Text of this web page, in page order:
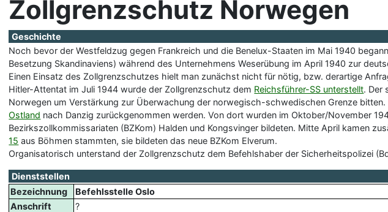
Zollgrenzschutz Norwegen
Geschichte
Noch bevor der Westfeldzug gegen Frankreich und die Benelux-Staaten im Mai 1940
Besetzung Skandinaviens) während des Unternehmens Weserübung im April 1940 zur
Einen Einsatz des Zollgrenzschutzes hielt man zunächst nicht für nötig, bzw. derartige
Hitler-Attentat im Juli 1944 wurde der Zollgrenzschutz dem Reichsführer-SS unterstellt. Der
Norwegen um Verstärkung zur Überwachung der norwegisch-schwedischen Grenze
Ostland nach Danzig zurückgenommen werden. Von dort wurden im Oktober/November
Bezirkszollkommissariaten (BZKom) Halden und Kongsvinger bildeten. Mitte April kamen
15 aus Böhmen stammten, sie bildeten das neue BZKom Elverum.
Organisatorisch unterstand der Zollgrenzschutz dem Befehlshaber der Sicherheitspolizei
Dienststellen
Bezeichnung
Befehlsstelle Oslo
Anschrift
?